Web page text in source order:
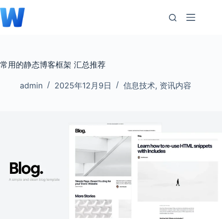
至
内
常用的静态博客框架 汇总推荐
admin 2025年12月9日 信息技术, 资讯内容